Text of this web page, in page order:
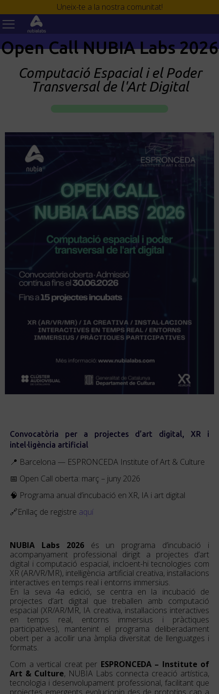
Uneix-te a la nostra comunitat!
Uneix-te a la nostra comunitat!
Open Call NUBIA Labs 2026
Computació Espacial i el Poder
Transversal de l'Art Digital
Convocatòria per a projectes d’art digital, XR i
intel·ligència artificial
📍 Barcelona — ESPRONCEDA Institute of Art & Culture
📅 Open Call oberta: març – juny 2026
🧠 Programa anual d’incubació en XR, IA i art digital
🔗Enllaç de registre aquí
NUBIA Labs 2026és un programa d’incubació i
acompanyament professional dirigit a projectes d’art
digital i computació espacial, incloent-hi tecnologies com
XR (AR/VR/MR), intel·ligència artificial creativa, instal·lacions
interactives en temps real i entorns immersius.
En la seva 4a edició, se centra en la incubació de
projectes d’art digital que treballen amb computació
espacial (XR/AR/MR, IA creativa, instal·lacions interactives
en temps real, entorns immersius i pràctiques
participatives), mantenint el programa deliberadament
obert per a acollir una àmplia diversitat de llenguatges i
formats.
Com a vertical creat per ESPRONCEDA – Institute of
Art & Culture, NUBIA Labs connecta creació artística,
tecnologia i desenvolupament professional, facilitant que